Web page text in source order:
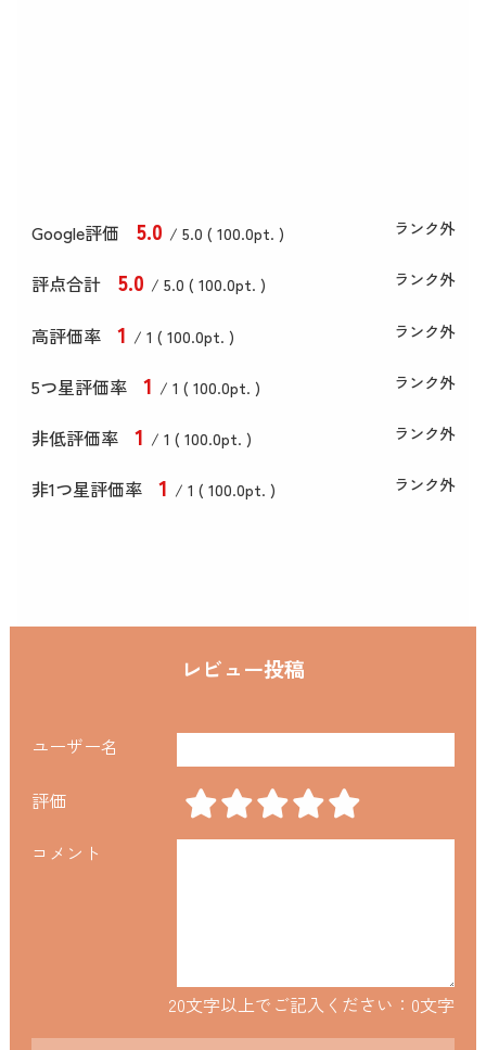
Google評価 5.0 / 5.0 ( 100.0pt. ) ランク外
評点合計 5.0 / 5.0 ( 100.0pt. ) ランク外
高評価率 1 / 1 ( 100.0pt. ) ランク外
5つ星評価率 1 / 1 ( 100.0pt. ) ランク外
非低評価率 1 / 1 ( 100.0pt. ) ランク外
非1つ星評価率 1 / 1 ( 100.0pt. ) ランク外
レビュー投稿
ユーザー名
評価
コメント
20文字以上でご記入ください： 0文字